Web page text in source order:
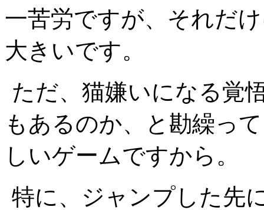
一苦労ですが、それだ
大きいです。
ただ、猫嫌いになる覚
もあるのか、と勘繰っ
しいゲームですから。
特に、ジャンプした先